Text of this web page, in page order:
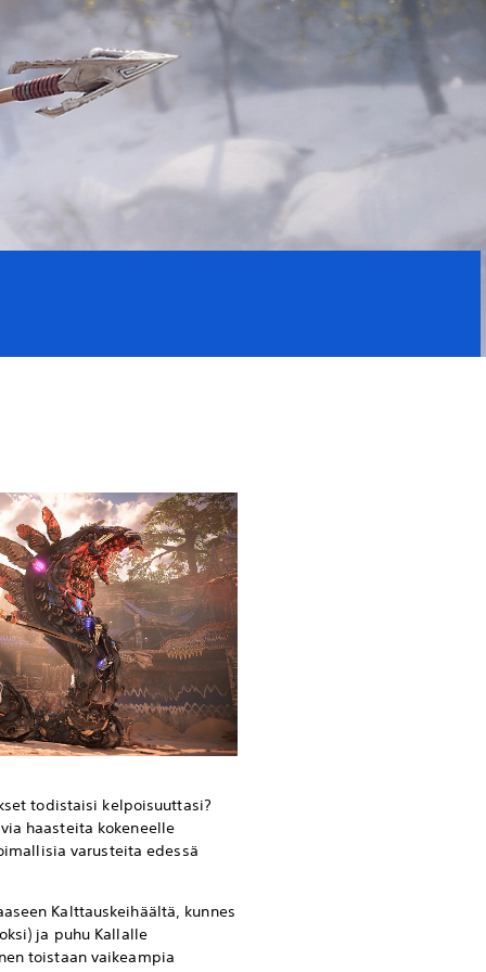
todistaisi kelpoisuuttasi?
haasteita kokeneelle
varusteita edessä
Kalttauskeihäältä, kunnes
ja puhu Kallalle
toistaan vaikeampia